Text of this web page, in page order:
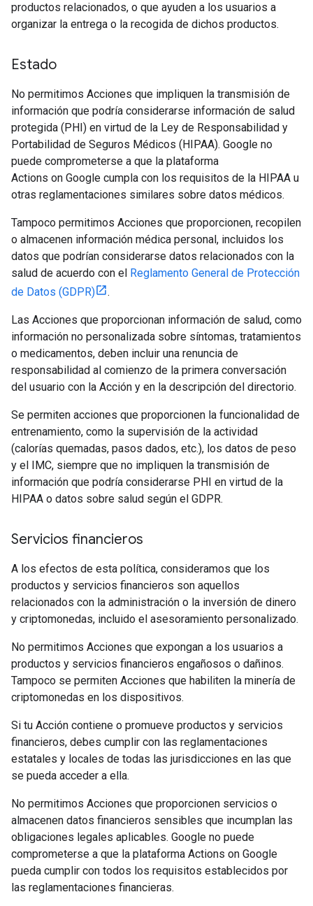
productos relacionados, o que ayuden a los usuarios a
organizar la entrega o la recogida de dichos productos.
Estado
No permitimos Acciones que impliquen la transmisión de
información que podría considerarse información de salud
protegida (PHI) en virtud de la Ley de Responsabilidad y
Portabilidad de Seguros Médicos (HIPAA). Google no
puede comprometerse a que la plataforma
Actions on Google cumpla con los requisitos de la HIPAA u
otras reglamentaciones similares sobre datos médicos.
Tampoco permitimos Acciones que proporcionen, recopilen
o almacenen información médica personal, incluidos los
datos que podrían considerarse datos relacionados con la
salud de acuerdo con el Reglamento General de Protección
de Datos (GDPR)
.
Las Acciones que proporcionan información de salud, como
información no personalizada sobre síntomas, tratamientos
o medicamentos, deben incluir una renuncia de
responsabilidad al comienzo de la primera conversación
del usuario con la Acción y en la descripción del directorio.
Se permiten acciones que proporcionen la funcionalidad de
entrenamiento, como la supervisión de la actividad
(calorías quemadas, pasos dados, etc.), los datos de peso
y el IMC, siempre que no impliquen la transmisión de
información que podría considerarse PHI en virtud de la
HIPAA o datos sobre salud según el GDPR.
Servicios financieros
A los efectos de esta política, consideramos que los
productos y servicios financieros son aquellos
relacionados con la administración o la inversión de dinero
y criptomonedas, incluido el asesoramiento personalizado.
No permitimos Acciones que expongan a los usuarios a
productos y servicios financieros engañosos o dañinos.
Tampoco se permiten Acciones que habiliten la minería de
criptomonedas en los dispositivos.
Si tu Acción contiene o promueve productos y servicios
financieros, debes cumplir con las reglamentaciones
estatales y locales de todas las jurisdicciones en las que
se pueda acceder a ella.
No permitimos Acciones que proporcionen servicios o
almacenen datos financieros sensibles que incumplan las
obligaciones legales aplicables. Google no puede
comprometerse a que la plataforma Actions on Google
pueda cumplir con todos los requisitos establecidos por
las reglamentaciones financieras.